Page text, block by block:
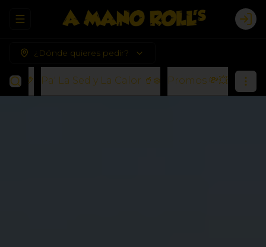
Abrir menu de navegación
¿Dónde quieres pedir?
🍪🤎 Pa' La Sed y La Calor 🥤❄️ Promos 💸💥